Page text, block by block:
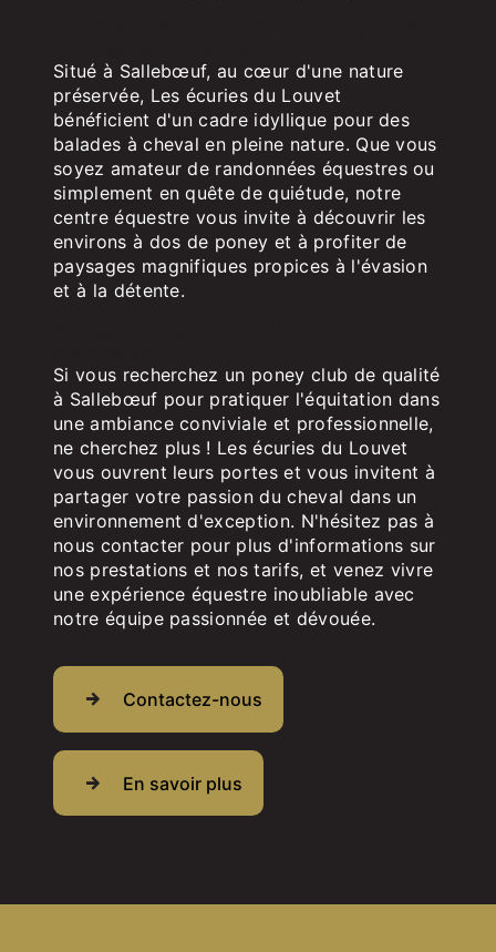
Situé à Sallebœuf, au cœur d'une nature
préservée, Les écuries du Louvet
bénéficient d'un cadre idyllique pour des
balades à cheval en pleine nature. Que vous
soyez amateur de randonnées équestres ou
simplement en quête de quiétude, notre
centre équestre vous invite à découvrir les
environs à dos de poney et à profiter de
paysages magnifiques propices à l'évasion
et à la détente.
Si vous recherchez un poney club de qualité
à Sallebœuf pour pratiquer l'équitation dans
une ambiance conviviale et professionnelle,
ne cherchez plus ! Les écuries du Louvet
vous ouvrent leurs portes et vous invitent à
partager votre passion du cheval dans un
environnement d'exception. N'hésitez pas à
nous contacter pour plus d'informations sur
nos prestations et nos tarifs, et venez vivre
une expérience équestre inoubliable avec
notre équipe passionnée et dévouée.
En savoir plus
Contactez-nous